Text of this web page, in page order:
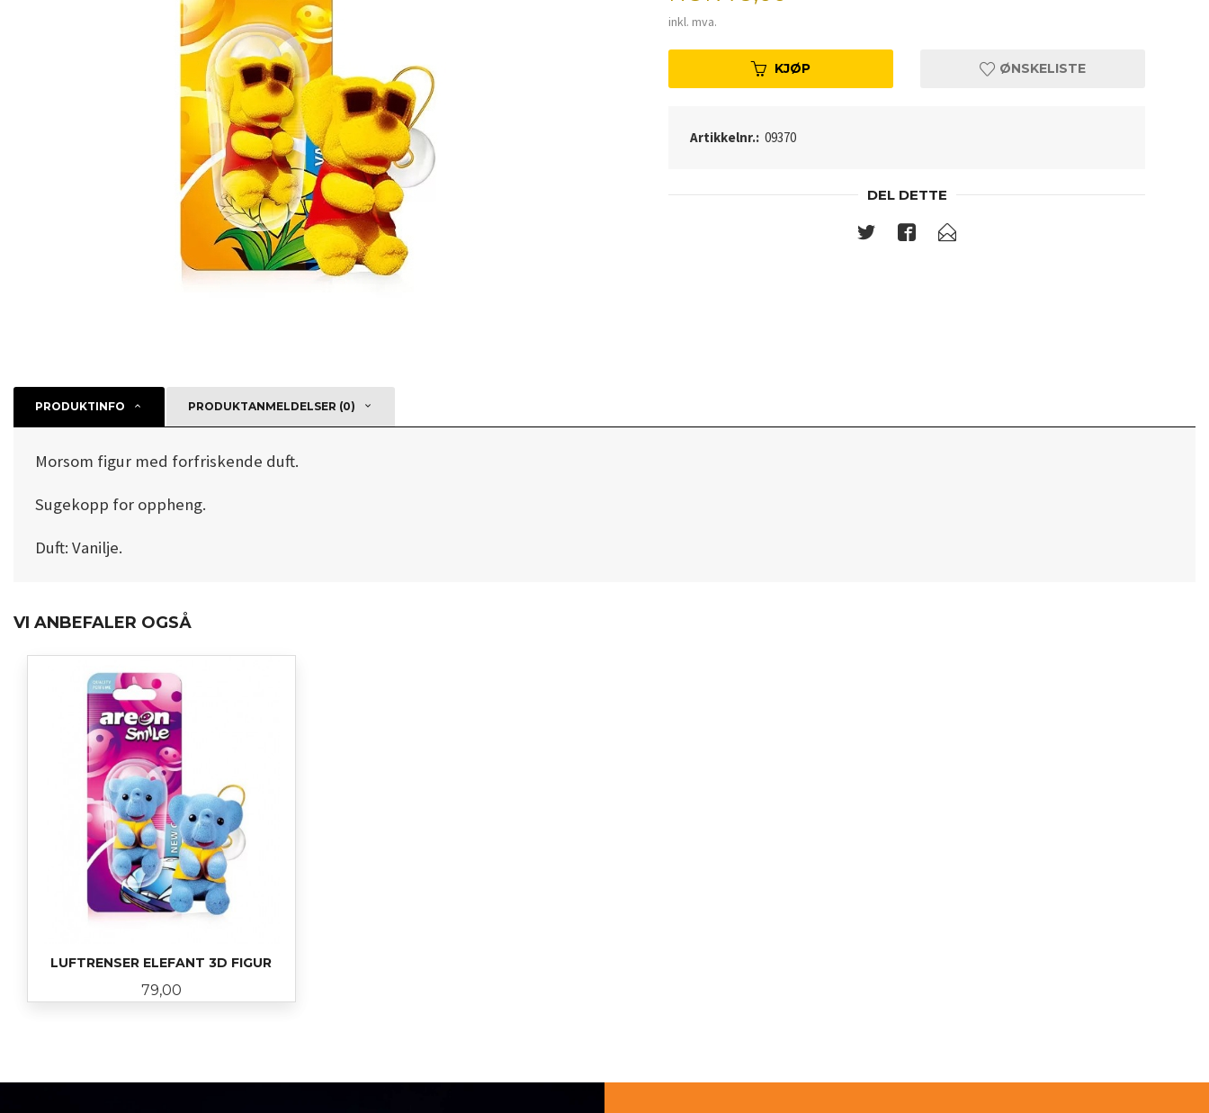
inkl. mva.
KJØP ØNSKELISTE
Artikkelnr.: 09370
DEL DETTE
PRODUKTINFO PRODUKTANMELDELSER (0)
Morsom figur med forfriskende duft.
Sugekopp for oppheng.
Duft: Vanilje.
VI ANBEFALER OGSÅ
LUFTRENSER ELEFANT 3D FIGUR
Pris
79,00